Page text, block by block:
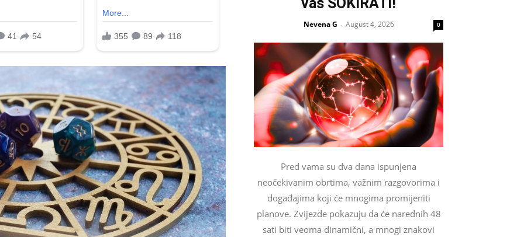
Nevena G - August 4, 2026 0
Pred vama su dva dana ispunjena
neočekivanim obrtima, važnim razgovorima i
događajima koji će mnogima promijeniti
planove. Zvijezde pokazuju da će narednih 48
sati biti veoma dinamični, a mnogi znakovi